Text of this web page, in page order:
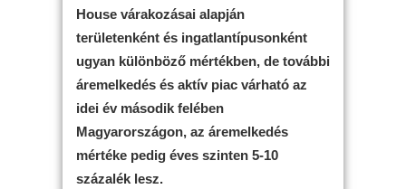
House várakozásai alapján
területenként és ingatlantípusonként
ugyan különböző mértékben, de további
áremelkedés és aktív piac várható az
idei év második felében
Magyarországon, az áremelkedés
mértéke pedig éves szinten 5-10
százalék lesz.